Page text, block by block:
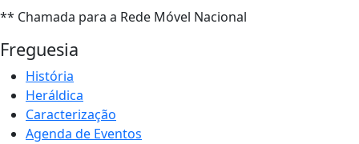
** Chamada para a Rede Móvel Nacional
Freguesia
História
Heráldica
Caracterização
Agenda de Eventos